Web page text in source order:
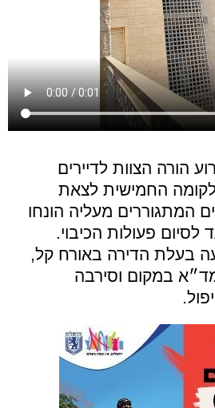
הורה הצוות לדיירים
החמישית לצאת
המתגוררים מעליה הונחו
פעולות הכיבוי.
בעלת הדירה באורח קל,
במקום וסירבה